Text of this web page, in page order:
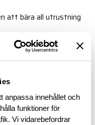
anpassa innehållet och
funktioner för
Vi vidarebefordrar
att bära all utrustning